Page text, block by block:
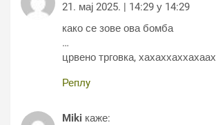
21. мај 2025. | 14:29 у 14:29
како се зове ова бомба
…
црвено трговка, хахаххаххахаах
Реплy
Miki каже: